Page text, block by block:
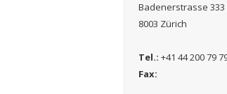
Badenerstrasse 333
8003 Zürich
Tel.: +41 44 200 79
Fax: